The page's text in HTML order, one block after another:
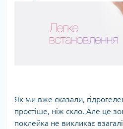
Як ми вже сказали,
простіше, ніж скло. Але це
поклейка не викликає